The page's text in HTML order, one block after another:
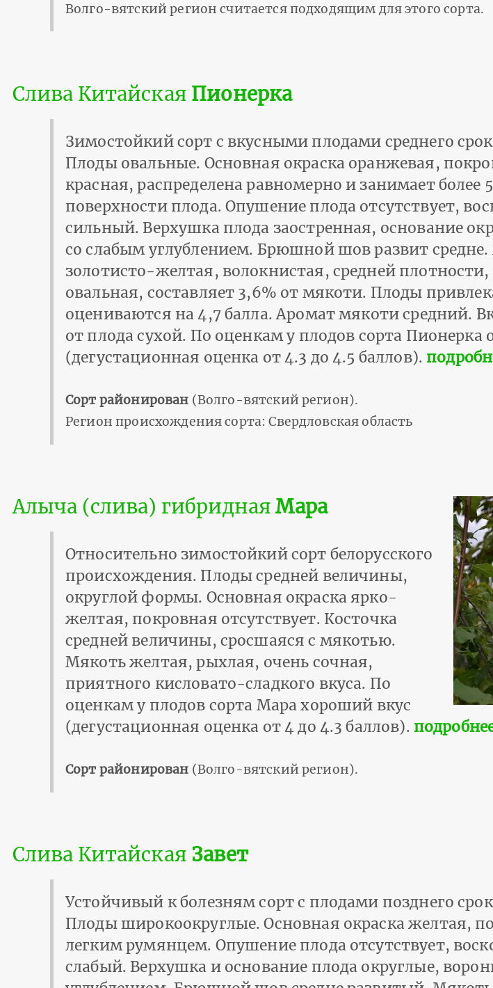
Волго-вятский регион считается подходящим для этого сорта.
Слива Китайская Пионерка
Зимостойкий сорт с вкусными плодами среднего
Плоды овальные. Основная окраска оранжевая,
красная, распределена равномерно и занимает более
поверхности плода. Опушение плода отсутствует,
сильный. Верхушка плода заостренная, основание
со слабым углублением. Брюшной шов развит
золотисто-желтая, волокнистая, средней
овальная, составляет 3,6% от мякоти. Плоды
оцениваются на 4,7 балла. Аромат мякоти средний.
от плода сухой. По оценкам у плодов сорта Пионерка
(дегустационная оценка от 4.3 до 4.5 баллов).
Сорт районирован (Волго-вятский регион).
Регион происхождения сорта: Свердловская область
Алыча (слива) гибриднаяМара
Относительно зимостойкий сорт белорусского
происхождения. Плоды средней величины,
округлой формы. Основная окраска ярко-
желтая, покровная отсутствует. Косточка
средней величины, сросшаяся с мякотью.
Мякоть желтая, рыхлая, очень сочная,
приятного кисловато-сладкого вкуса. По
оценкам у плодов сорта Мара хороший вкус
(дегустационная оценка от 4 до 4.3 баллов).
Сорт районирован (Волго-вятский регион).
Слива Китайская Завет
Устойчивый к болезням сорт с плодами позднего
Плоды широкоокруглые. Основная окраска желтая,
легким румянцем. Опушение плода отсутствует,
слабый. Верхушка и основание плода округлые,